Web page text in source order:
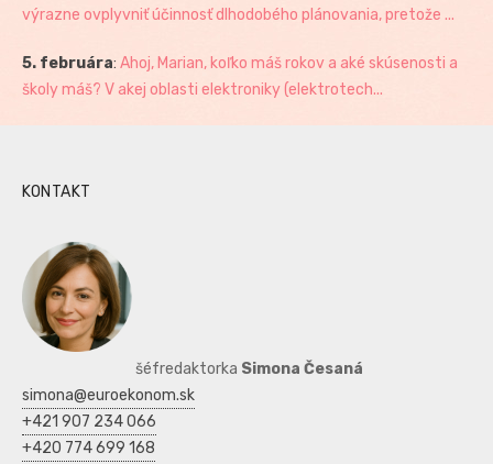
výrazne ovplyvniť účinnosť dlhodobého plánovania, pretože ...
5. februára: Ahoj, Marian, koľko máš rokov a aké skúsenosti a
školy máš? V akej oblasti elektroniky (elektrotech...
KONTAKT
šéfredaktorka Simona Česaná
simona@euroekonom.sk
+421 907 234 066
+420 774 699 168